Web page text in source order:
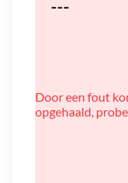
---
Door een fout
opgehaald,